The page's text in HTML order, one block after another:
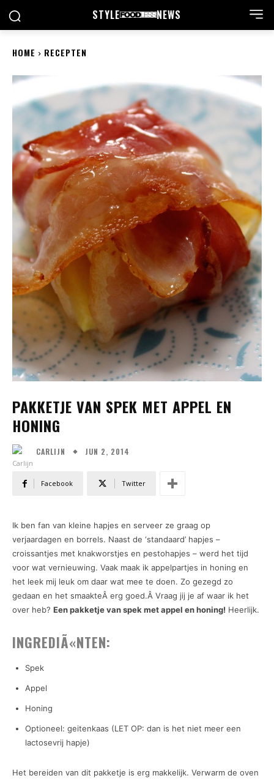
STYLE NEWS
HOME RECEPTEN
PAKKETJE VAN SPEK MET APPEL EN
HONING
CARLIJN JUN 2, 2014
Facebook Twitter
Ik ben fan van kleine hapjes en serveer ze graag op
verjaardagen en borrels. Naast de ‘standaard’ hapjes –
croissantjes met knakworstjes en pestohapjes – werd het tijd
voor wat vernieuwing. Vaak maak ik appelpartjes in honing en
het leek mij leuk om daar wat mee te doen. Zo gezegd zo
gedaan en het smaakteÂ erg goed.Â Vraag jij je af waar ik het
over heb? Een pakketje van spek met appel en honing! Heerlijk.
INGREDIÃ«NTEN:
Spek
Appel
Honing
Optioneel: geitenkaas (LET OP: dan is het niet meer een
lactosevrij hapje)
Het bereiden van dit pakketje is erg makkelijk. Verwarm de oven